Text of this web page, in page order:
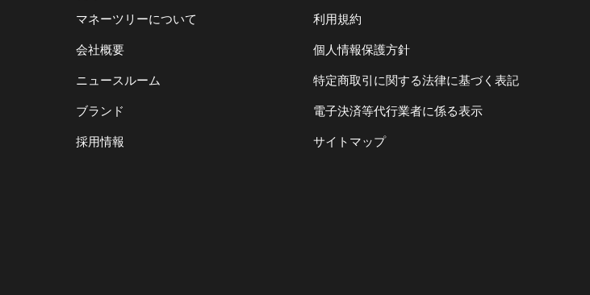
マネーツリーについて
会社概要
ニュースルーム
ブランド
採用情報
利用規約
個人情報保護方針
特定商取引に関する法律に基づく表記
電子決済等代行業者に係る表示
サイトマップ